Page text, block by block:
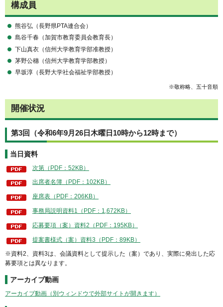
構成員
熊谷弘（長野県PTA連合会）
島谷千春（加賀市教育委員会教育長）
下山真衣（信州大学教育学部准教授）
茅野公穗（信州大学教育学部教授）
早坂淳（長野大学社会福祉学部教授）
※敬称略、五十音順
開催状況
第3回（令和6年9月26日木曜日10時から12時まで）
当日資料
次第（PDF：52KB）
出席者名簿（PDF：102KB）
座席表（PDF：206KB）
事務局説明資料1（PDF：1,672KB）
応募要項（案）資料2（PDF：195KB）
提案書様式（案）資料3（PDF：89KB）
※資料2、資料3は、会議資料として提示した（案）であり、実際に発出した応
募要項とは異なります。
アーカイブ動画
アーカイブ動画（別ウィンドウで外部サイトが開きます）